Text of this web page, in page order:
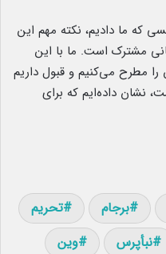
که ما دادیم، نکته مهم این
مشترک است. ما با این
مطرح می‌کنیم و قبول داریم
نشان داده‌ایم که برای
برجام
تحریم
نبأپرس وین